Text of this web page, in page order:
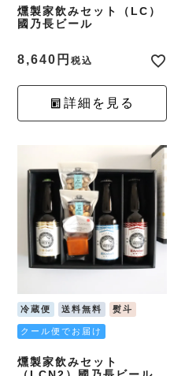
燻製家飲みセット（LC）
國乃長ビール
8,640 税込
詳細を見る
冷蔵便 送料無料 熨斗
クール便でお届け
燻製家飲みセット